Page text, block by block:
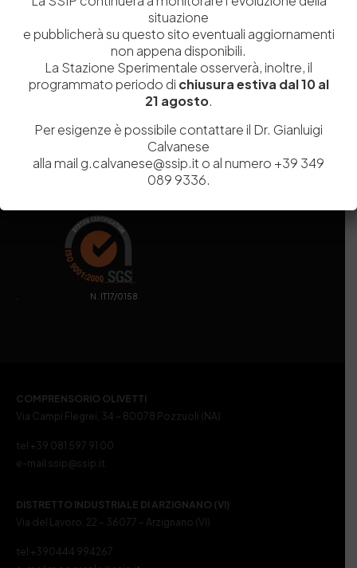
Capitale Sociale Euro9.690.240,00
stazionesperimentaleindustriapelli@legalmail.it
Sede legale
Via Campi Flegrei, 34 – 80078 Pozzuoli (NA) – Tel. +39
081 5979100
. N. IT17/0158
COMPRENSORIO OLIVETTI
Via Campi Flegrei, 34 – 80078 Pozzuoli (NA)
tel +39 081 597 91 00
e-mail ssip@ssip.it
DISTRETTO INDUSTRIALE DI ARZIGNANO (VI)
Via del Lavoro, 22 – 36077 – Arzignano (VI)
tel +390444 994267
situazione
e pubblicherà su questo sito eventuali aggiornamenti
non appena disponibili.
La Stazione Sperimentale osserverà, inoltre, il
programmato periodo di chiusura estiva dal 10 al
21 agosto.
Per esigenze è possibile contattare il Dr. Gianluigi
Calvanese
alla mail g.calvanese@ssip.it o al numero +39 349
089 9336.